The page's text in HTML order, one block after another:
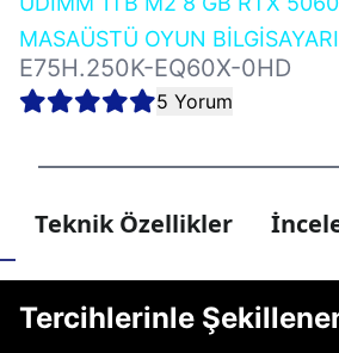
MASAÜSTÜ OYUN BİLGİSAYARI
E75H.250K-EQ60X-0HD
5 Yorum
Teknik Özellikler
Tercihlerinle